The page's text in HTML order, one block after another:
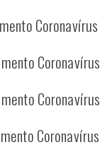
Coronavírus
Coronavírus
Coronavírus
Coronavírus